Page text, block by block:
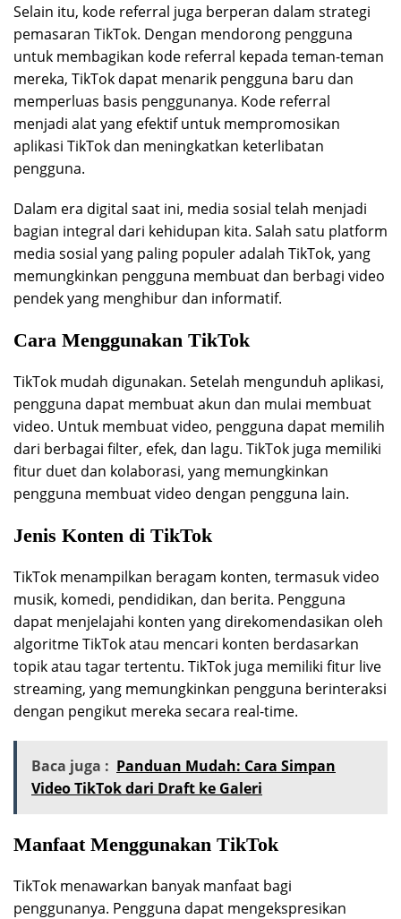
Selain itu, kode referral juga berperan dalam strategi
pemasaran TikTok. Dengan mendorong pengguna
untuk membagikan kode referral kepada teman-teman
mereka, TikTok dapat menarik pengguna baru dan
memperluas basis penggunanya. Kode referral
menjadi alat yang efektif untuk mempromosikan
aplikasi TikTok dan meningkatkan keterlibatan
pengguna.
Dalam era digital saat ini, media sosial telah menjadi
bagian integral dari kehidupan kita. Salah satu platform
media sosial yang paling populer adalah TikTok, yang
memungkinkan pengguna membuat dan berbagi video
pendek yang menghibur dan informatif.
Cara Menggunakan TikTok
TikTok mudah digunakan. Setelah mengunduh aplikasi,
pengguna dapat membuat akun dan mulai membuat
video. Untuk membuat video, pengguna dapat memilih
dari berbagai filter, efek, dan lagu. TikTok juga memiliki
fitur duet dan kolaborasi, yang memungkinkan
pengguna membuat video dengan pengguna lain.
Jenis Konten di TikTok
TikTok menampilkan beragam konten, termasuk video
musik, komedi, pendidikan, dan berita. Pengguna
dapat menjelajahi konten yang direkomendasikan oleh
algoritme TikTok atau mencari konten berdasarkan
topik atau tagar tertentu. TikTok juga memiliki fitur live
streaming, yang memungkinkan pengguna berinteraksi
dengan pengikut mereka secara real-time.
Baca juga : Panduan Mudah: Cara Simpan
Video TikTok dari Draft ke Galeri
Manfaat Menggunakan TikTok
TikTok menawarkan banyak manfaat bagi
penggunanya. Pengguna dapat mengekspresikan